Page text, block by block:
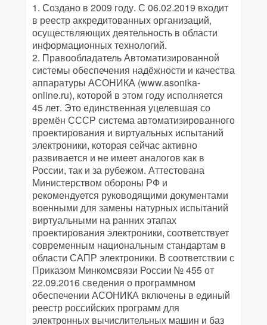
1. Создано в 2009 году. С 06.02.2019 входит
в реестр аккредитованных организаций,
осуществляющих деятельность в области
информационных технологий.
2. Правообладатель Автоматизированной
системы обеспечения надёжности и качества
аппаратуры АСОНИКА (www.asonika-
online.ru), которой в этом году исполняется
45 лет. Это единственная уцелевшая со
времён СССР система автоматизированного
проектирования и виртуальных испытаний
электроники, которая сейчас активно
развивается и не имеет аналогов как в
России, так и за рубежом. Аттестована
Министерством обороны РФ и
рекомендуется руководящими документами
военными для замены натурных испытаний
виртуальными на ранних этапах
проектирования электроники, соответствует
современным национальным стандартам в
области САПР электроники. В соответствии с
Приказом Минкомсвязи России № 455 от
22.09.2016 сведения о программном
обеспечении АСОНИКА включены в единый
реестр российских программ для
электронных вычислительных машин и баз